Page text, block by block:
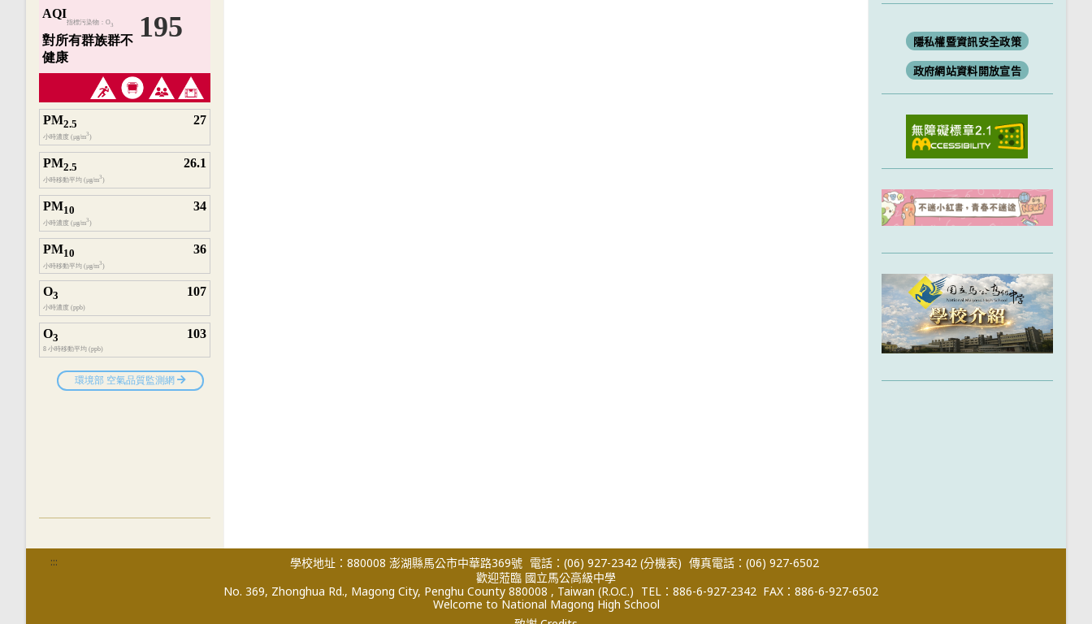
隱私權暨資訊安全政策
政府網站資料開放宣告
::: 學校地址：880008 澎湖縣馬公市中華路369號 電話：(06) 927-2342 (分機表) 傳真電話：(06) 927-6502
歡迎蒞臨 國立馬公高級中學
No. 369, Zhonghua Rd., Magong City, Penghu County 880008 , Taiwan (R.O.C.) TEL：886-6-927-2342 FAX：886-6-927-6502
Welcome to National Magong High School